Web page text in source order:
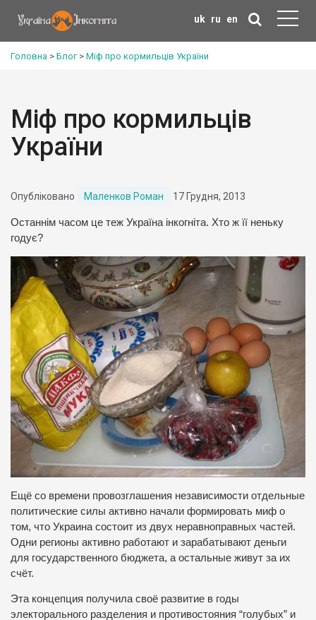
uk ru en
Головна > Блог> Міф про кормильців України
Міф про кормильців
України
Опубліковано Маленков Роман 17 Грудня, 2013
Останнім часом це теж Україна інкогніта. Хто ж її неньку
годує?
Ещё со времени провозглашения независимости отдельные
политические силы активно начали формировать миф о
том, что Украина состоит из двух неравноправных частей.
Одни регионы активно работают и зарабатывают деньги
для государственного бюджета, а остальные живут за их
счёт.
Эта концепция получила своё развитие в годы
электорального разделения и противостояния “голубых” и